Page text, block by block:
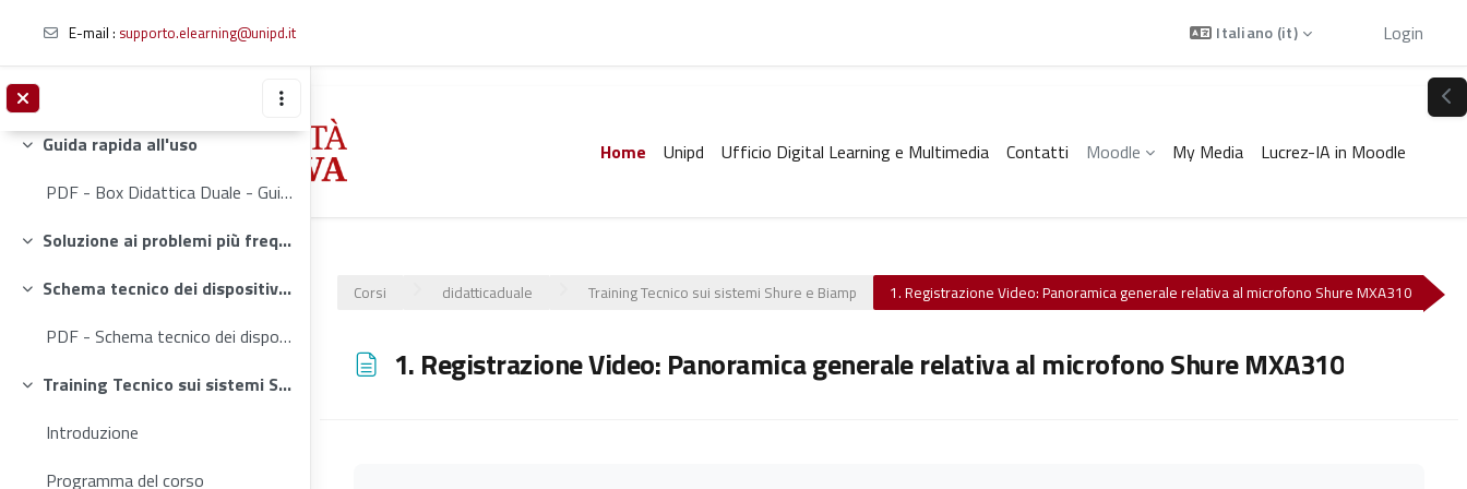
Vai al contenuto principale
E-mail : supporto.elearning@unipd.it Italiano ‎(it)‎ Login
Home Unipd Ufficio Digital Learning e Multimedia Contatti Moodle My Media Lucrez-IA in Moodle
Minimizza
Minimizza
Guida rapida all'uso
PDF - Box Didattica Duale - Guida alluso per gli utenti
Minimizza Soluzione ai problemi più frequenti
Minimizza
Schema tecnico dei dispositivi interni al Box
PDF - Schema tecnico dei dispositivi interni al Box
Minimizza
Training Tecnico sui sistemi Shure e Biamp
Introduzione
Programma del corso
Corsi didatticaduale Training Tecnico sui sistemi Shure e Biamp 1. Registrazione Video: Panoramica generale relativa al microfono Shure MXA310
1. Registrazione Video: Panoramica generale relativa al microfono Shure MXA310